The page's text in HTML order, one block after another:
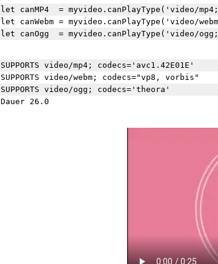
let canMP4  = myvideo.canPlayType('video/
let canWebm = myvideo.canPlayType('video/
SUPPORTS video/mp4; codecs='avc1.42E01E'
SUPPORTS video/webm; codecs="vp8, vorbis"
SUPPORTS video/ogg; codecs='theora'
Dauer 26.0